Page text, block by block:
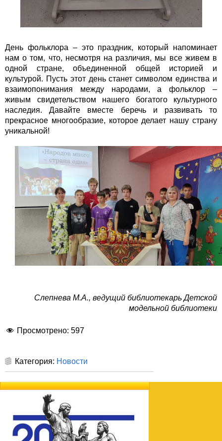
День фольклора – это праздник, который напоминает
нам о том, что, несмотря на различия, мы все живем в
одной стране, объединенной общей историей и
культурой. Пусть этот день станет символом единства и
взаимопонимания между народами, а фольклор –
живым свидетельством нашего богатого культурного
наследия. Давайте вместе беречь и развивать то
прекрасное многообразие, которое делает нашу страну
уникальной!
Слепнева М.А., ведущий библиотекарь Детской
модельной библиотеки
Просмотрено: 597
Категория: Новости